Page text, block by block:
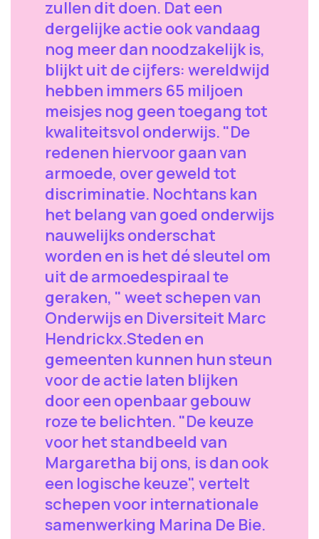
zullen dit doen. Dat een
dergelijke actie ook vandaag
nog meer dan noodzakelijk is,
blijkt uit de cijfers: wereldwijd
hebben immers 65 miljoen
meisjes nog geen toegang tot
kwaliteitsvol onderwijs. "De
redenen hiervoor gaan van
armoede, over geweld tot
discriminatie. Nochtans kan
het belang van goed onderwijs
nauwelijks onderschat
worden en is het dé sleutel om
uit de armoedespiraal te
geraken, " weet schepen van
Onderwijs en Diversiteit Marc
Hendrickx.Steden en
gemeenten kunnen hun steun
voor de actie laten blijken
door een openbaar gebouw
roze te belichten. "De keuze
voor het standbeeld van
Margaretha bij ons, is dan ook
een logische keuze", vertelt
schepen voor internationale
samenwerking Marina De Bie.